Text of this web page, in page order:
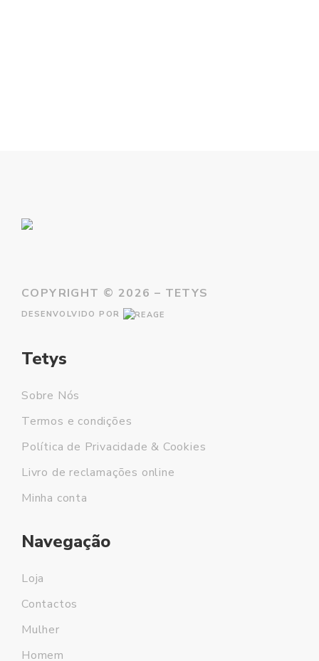
COPYRIGHT © 2026 – TETYS
DESENVOLVIDO POR
Tetys
Sobre Nós
Termos e condições
Política de Privacidade & Cookies
Livro de reclamações online
Minha conta
Navegação
Loja
Contactos
Mulher
Homem